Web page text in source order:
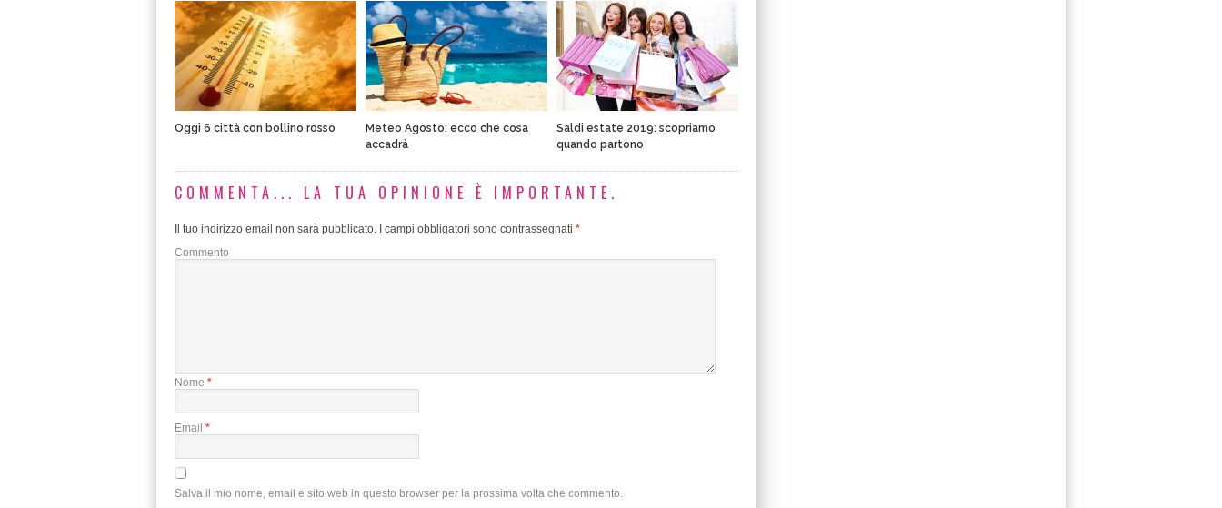
Oggi 6 città con bollino rosso
Meteo Agosto: ecco che cosa
accadrà
Saldi estate 2019: scopriamo
quando partono
COMMENTA... LA TUA OPINIONE È IMPORTANTE.
Il tuo indirizzo email non sarà pubblicato. I campi obbligatori sono contrassegnati *
Commento
Nome *
Email *
Salva il mio nome, email e sito web in questo browser per la prossima volta che commento.